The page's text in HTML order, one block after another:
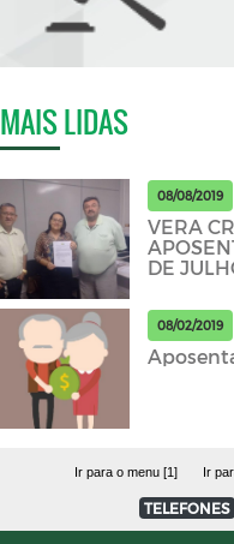
MAIS LIDAS
08/08/2019
VERA
DE
08/02/2019
Ir para o menu [1] Ir
TELEFONES